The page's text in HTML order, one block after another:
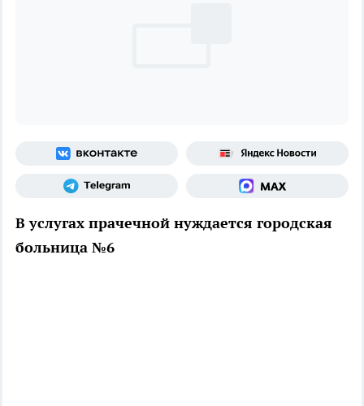
В услугах прачечной нуждается городская
больница №6